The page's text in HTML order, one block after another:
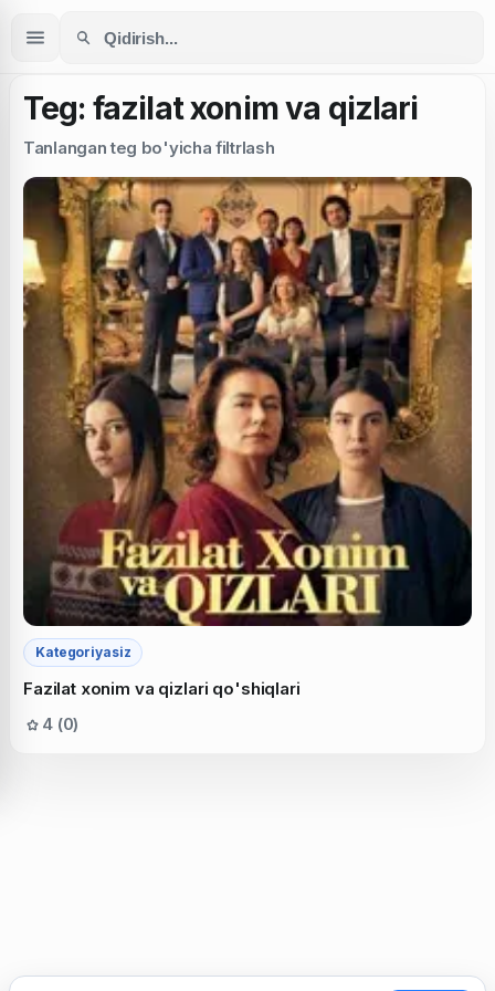
Teg: fazilat xonim va qizlari
Tanlangan teg bo'yicha filtrlash
Kategoriyasiz
Fazilat xonim va qizlari qo'shiqlari
4 (0)